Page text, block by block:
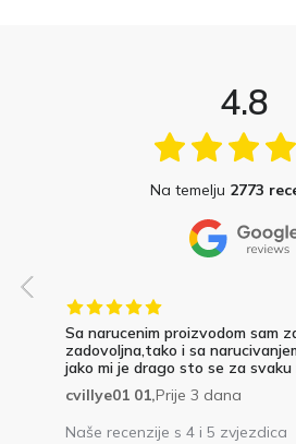
4.8
Na temelju 2773
Sa narucenim proizvodom sam
zadovoljna,tako i sa
jako mi je drago sto se za svaku
cvillye01 01,Prije 3 dana
Naše recenzije s 4 i 5 zvjezdica